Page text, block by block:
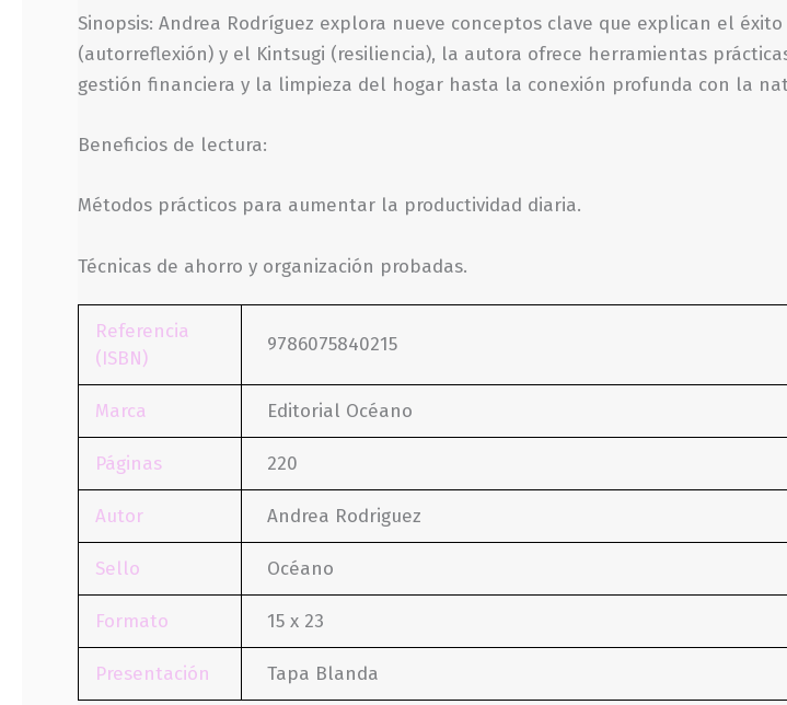
Sinopsis: Andrea Rodríguez explora nueve conceptos clave que explican el
(autorreflexión) y el Kintsugi (resiliencia), la autora ofrece herramientas
gestión financiera y la limpieza del hogar hasta la conexión profunda con la
Beneficios de lectura:
Métodos prácticos para aumentar la productividad diaria.
Técnicas de ahorro y organización probadas.
Referencia
(ISBN)
9786075840215
Marca Editorial Océano
Páginas 220
Autor Andrea Rodriguez
Sello Océano
Formato 15 x 23
Presentación Tapa Blanda